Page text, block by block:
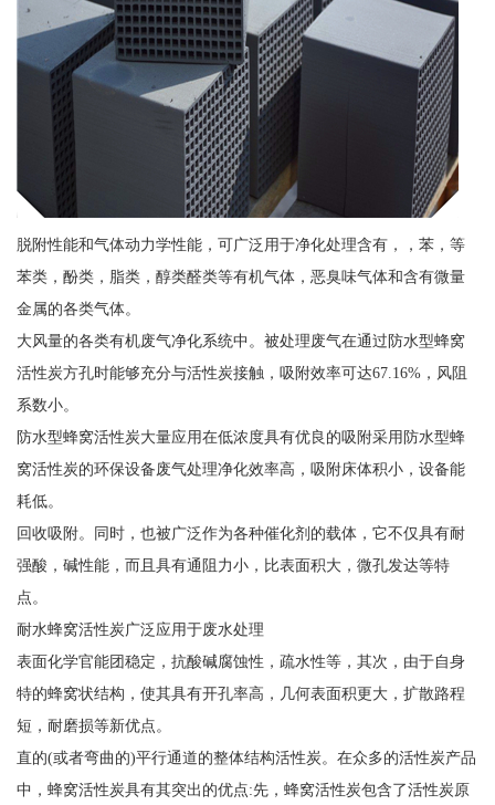
脱附性能和气体动力学性能，可广泛用于净化处理含有，，苯，等
苯类，酚类，脂类，醇类醛类等有机气体，恶臭味气体和含有微量
金属的各类气体。
大风量的各类有机废气净化系统中。被处理废气在通过防水型蜂窝
活性炭方孔时能够充分与活性炭接触，吸附效率可达67.16%，风阻
系数小。
防水型蜂窝活性炭大量应用在低浓度具有优良的吸附采用防水型蜂
窝活性炭的环保设备废气处理净化效率高，吸附床体积小，设备能
耗低。
回收吸附。同时，也被广泛作为各种催化剂的载体，它不仅具有耐
强酸，碱性能，而且具有通阻力小，比表面积大，微孔发达等特
点。
耐水蜂窝活性炭广泛应用于废水处理
表面化学官能团稳定，抗酸碱腐蚀性，疏水性等，其次，由于自身
特的蜂窝状结构，使其具有开孔率高，几何表面积更大，扩散路程
短，耐磨损等新优点。
直的(或者弯曲的)平行通道的整体结构活性炭。在众多的活性炭产品
中，蜂窝活性炭具有其突出的优点:先，蜂窝活性炭包含了活性炭原